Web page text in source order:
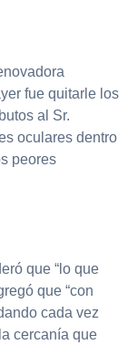
fue quitarle los
al Sr.
oculares dentro
peores
que “lo que
que “con
cada vez
cercanía que